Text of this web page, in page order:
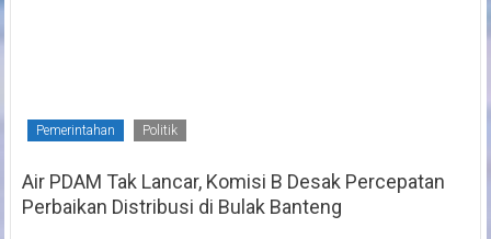
Pemerintahan Politik
Air PDAM Tak Lancar, Komisi B Desak Percepatan
Perbaikan Distribusi di Bulak Banteng